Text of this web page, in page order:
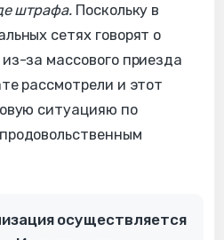
штрафа. Поскольку в
сетях говорят о
за массового приезда
рассмотрели и этот
ситуацияю по
осуществляется